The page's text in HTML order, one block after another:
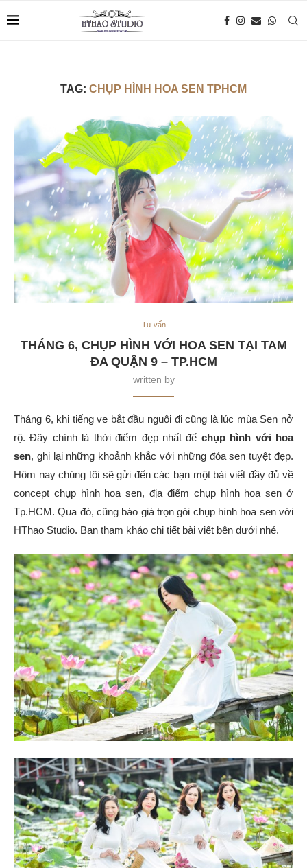
TAG: CHỤP HÌNH HOA SEN TPHCM
Tư vấn
THÁNG 6, CHỤP HÌNH VỚI HOA SEN TẠI TAM
ĐA QUẬN 9 – TP.HCM
written by
Tháng 6, khi tiếng ve bắt đầu nguôi đi cũng là lúc mùa Sen nở
rộ. Đây chính là thời điểm đẹp nhất để chụp hình với hoa
sen, ghi lại những khoảnh khắc với những đóa sen tuyệt đẹp.
Hôm nay chúng tôi sẽ gửi đến các bạn một bài viết đầy đủ về
concept chụp hình hoa sen, địa điểm chụp hình hoa sen ở
Tp.HCM. Qua đó, cũng báo giá trọn gói chụp hình hoa sen với
HThao Studio. Bạn tham khảo chi tiết bài viết bên dưới nhé.